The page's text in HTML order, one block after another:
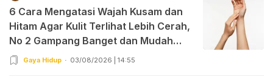
6 Cara Mengatasi Wajah Kusam dan
Hitam Agar Kulit Terlihat Lebih Cerah,
No 2 Gampang Banget dan Mudah
Dipraktekkan!
Gaya Hidup 03/08/2026 | 14:55